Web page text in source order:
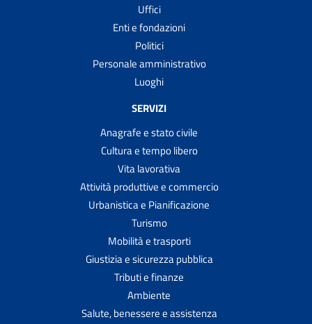
Uffici
Enti e fondazioni
Politici
Personale amministrativo
Luoghi
SERVIZI
Anagrafe e stato civile
Cultura e tempo libero
Vita lavorativa
Attività produttive e commercio
Urbanistica e Pianificazione
Turismo
Mobilità e trasporti
Giustizia e sicurezza pubblica
Tributi e finanze
Ambiente
Salute, benessere e assistenza